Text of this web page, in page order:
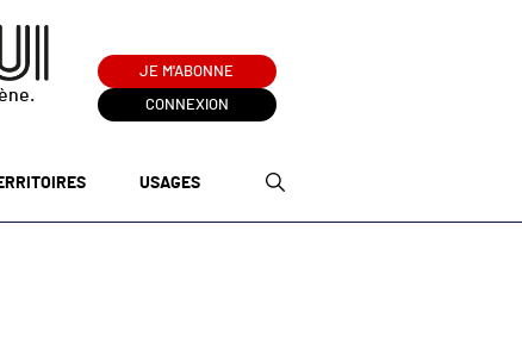
JE M'ABONNE
CONNEXION
USAGES